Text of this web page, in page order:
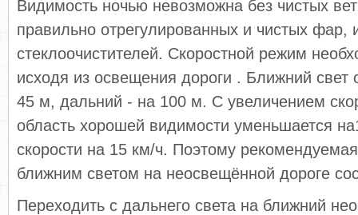
Видимость ночью невозможна без чистых
правильно отрегулированных и чистых фар,
стеклоочистителей. Скоростной режим
исходя из освещения дороги . Ближний свет
45 м, дальний - на 100 м. С увеличением
область хорошей видимости уменьшается
скорости на 15 км/ч. Поэтому
ближним светом на неосвещённой дороге
Переходить с дальнего света на ближний